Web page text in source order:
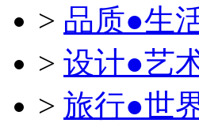
> 品质●生
> 设计●艺
> 旅行●世